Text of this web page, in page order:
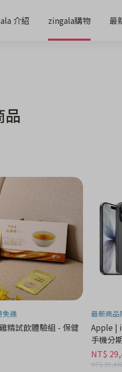
介紹 zingala購物 最
品
免運
精試飲體驗組 - 保健
最新商品
Apple |
手機分
NT$
NT$